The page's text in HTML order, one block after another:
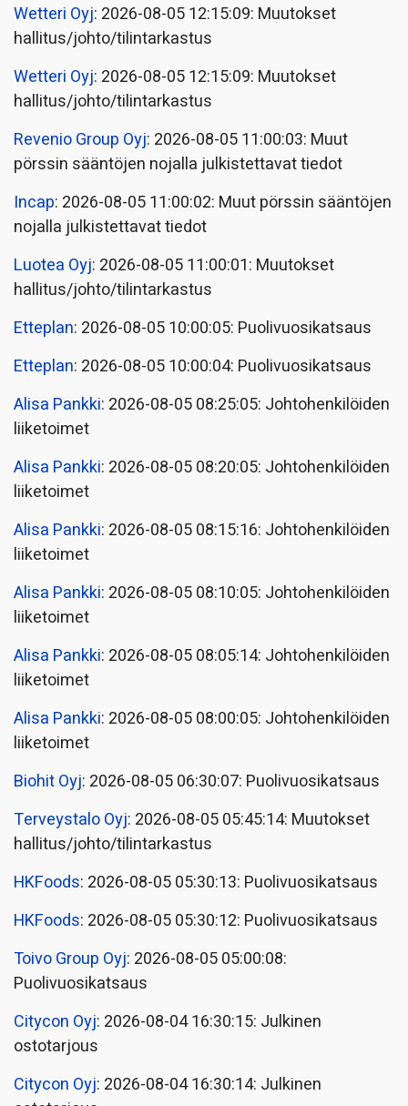
Wetteri Oyj: 2026-08-05 12:15:09: Muutokset
hallitus/johto/tilintarkastus
Wetteri Oyj: 2026-08-05 12:15:09: Muutokset
hallitus/johto/tilintarkastus
Revenio Group Oyj: 2026-08-05 11:00:03: Muut
pörssin sääntöjen nojalla julkistettavat tiedot
Incap: 2026-08-05 11:00:02: Muut pörssin sääntöjen
nojalla julkistettavat tiedot
Luotea Oyj: 2026-08-05 11:00:01: Muutokset
hallitus/johto/tilintarkastus
Etteplan: 2026-08-05 10:00:05: Puolivuosikatsaus
Etteplan: 2026-08-05 10:00:04: Puolivuosikatsaus
Alisa Pankki: 2026-08-05 08:25:05: Johtohenkilöiden
liiketoimet
Alisa Pankki: 2026-08-05 08:20:05: Johtohenkilöiden
liiketoimet
Alisa Pankki: 2026-08-05 08:15:16: Johtohenkilöiden
liiketoimet
Alisa Pankki: 2026-08-05 08:10:05: Johtohenkilöiden
liiketoimet
Alisa Pankki: 2026-08-05 08:05:14: Johtohenkilöiden
liiketoimet
Alisa Pankki: 2026-08-05 08:00:05: Johtohenkilöiden
liiketoimet
Biohit Oyj: 2026-08-05 06:30:07: Puolivuosikatsaus
Terveystalo Oyj: 2026-08-05 05:45:14: Muutokset
hallitus/johto/tilintarkastus
HKFoods: 2026-08-05 05:30:13: Puolivuosikatsaus
HKFoods: 2026-08-05 05:30:12: Puolivuosikatsaus
Toivo Group Oyj: 2026-08-05 05:00:08:
Puolivuosikatsaus
Citycon Oyj: 2026-08-04 16:30:15: Julkinen
ostotarjous
Citycon Oyj: 2026-08-04 16:30:14: Julkinen